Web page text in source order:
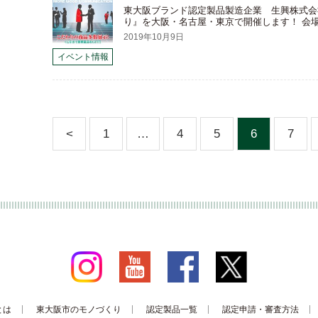
イベント情報
東大阪ブランド認定製品製造企業 生興株式
り』を大阪・名古屋・東京で開催します！ 会
2019年10月9日
< 1 … 4 5 6 7
は 東大阪市のモノづくり 認定製品一覧 認定申請・審査方法